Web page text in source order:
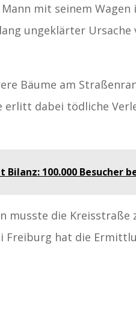
mit seinem Wagen
ungeklärter Ursache
Bäume am
erlitt dabei tödliche
Bilanz: 100.000 Besucher
musste die Kreisstraße
Freiburg hat die